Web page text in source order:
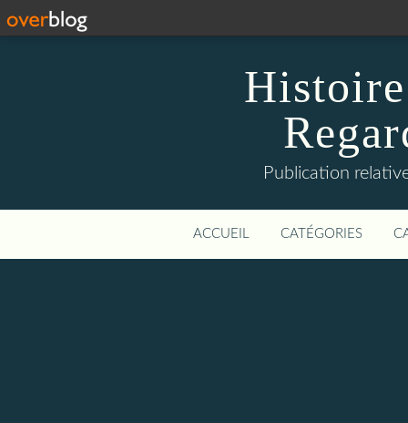
Publication
ACCUEIL CATÉGORIES